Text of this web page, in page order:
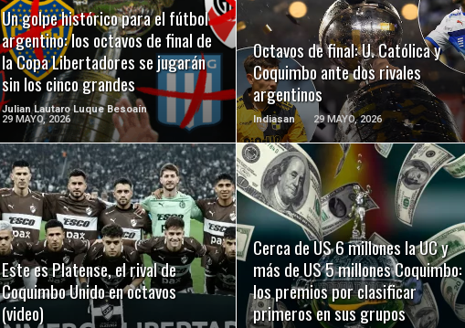
Un golpe histórico para el fútbol
argentino: los octavos de final de
la Copa Libertadores se jugarán
sin los cinco grandes
Julian Lautaro Luque Besoaín
29 MAYO, 2026
LEER MÁS
Octavos de final: U. Católica y
Coquimbo ante dos rivales
argentinos
Indiasan 29 MAYO, 2026
LEER MÁS
Este es Platense, el rival de
Coquimbo Unido en octavos
(video)
LEER MÁS
Cerca de US 6 millones la UC y
más de US 5 millones Coquimbo:
los premios por clasificar
primeros en sus grupos
LEER MÁS